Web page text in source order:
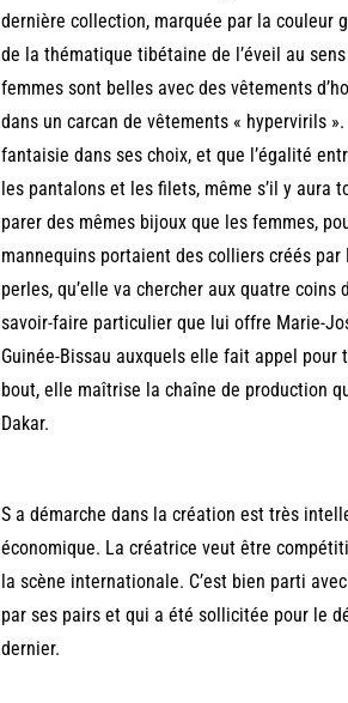
dernière collection, marquée par la couleur
de la thématique tibétaine de l’éveil au
femmes sont belles avec des vêtements
dans un carcan de vêtements « hypervirils
fantaisie dans ses choix, et que l’égalité
les pantalons et les filets, même s’il y aura
parer des mêmes bijoux que les femmes,
mannequins portaient des colliers créés
perles, qu’elle va chercher aux quatre
savoir-faire particulier que lui offre Marie-
Guinée-Bissau auxquels elle fait appel
bout, elle maîtrise la chaîne de production
Dakar.
S a démarche dans la création est très
économique. La créatrice veut être
la scène internationale. C’est bien parti
par ses pairs et qui a été sollicitée pour le
dernier.